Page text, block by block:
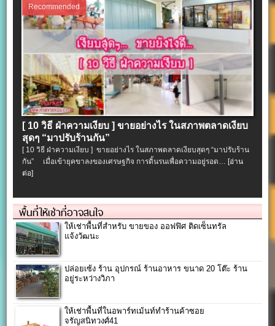
Recommended
[ 10 วิธี ฝ่าความเงียบ ] ขายอย่างไร ในสภาพตลาดเงียบ
สุดๆ “มาปรับร้านกัน”
[ 10 วิธี ฝ่าความเงียบ ] ขายอย่างไร ในสภาพตลาดเงียบสุดๆ “มาปรับร้าน
กัน” เมื่อเข้ายุคขาลงของเศรษฐกิจ การดิ้นรนเพื่อความอยู่รอด… [อ่าน
ต่อ]
พื้นที่ให้เช่าที่อาจสนใจ
ให้เช่าพื้นที่สำหรับ ขายของ ออฟฟิศ ติดเซ็นทรัล
แจ้งวัฒนะ
ปล่อยเซ้ง ร้าน อุปกรณ์ ร้านอาหาร ขนาด 20 โต๊ะ ร้าน
อยู่ระหว่างวิภา
ให้เช่าพื้นที่ในอพาร์ทเม้นท์ทำร้านค้าซอย
จรัญสนิทวงศ์41